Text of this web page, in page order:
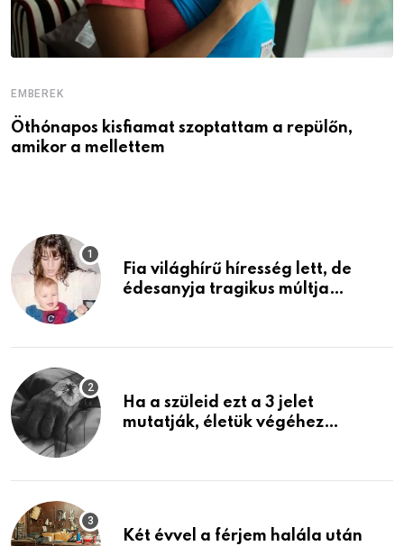
EMBEREK
Öthónapos kisfiamat szoptattam a repülőn,
amikor a mellettem
Fia világhírű híresség lett, de
édesanyja tragikus múltja
Ha a szüleid ezt a 3 jelet
mutatják, életük végéhez
Két évvel a férjem halála után